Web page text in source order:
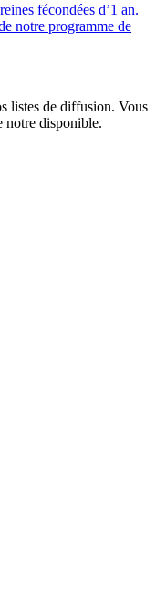
fécondées d’1 an.
notre programme de
listes de diffusion. Vous
notre disponible.